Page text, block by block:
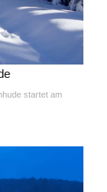
startet am